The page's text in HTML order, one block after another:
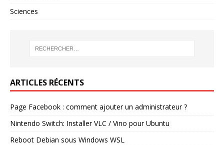
Sciences
ARTICLES RÉCENTS
Page Facebook : comment ajouter un administrateur ?
Nintendo Switch: Installer VLC / Vino pour Ubuntu
Reboot Debian sous Windows WSL